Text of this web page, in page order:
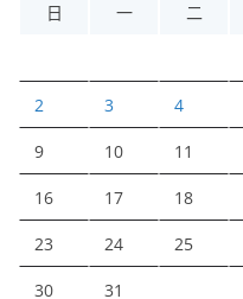
日
一 二
2 3 4
9 10 11
16 17 18
23 24 25
30 31